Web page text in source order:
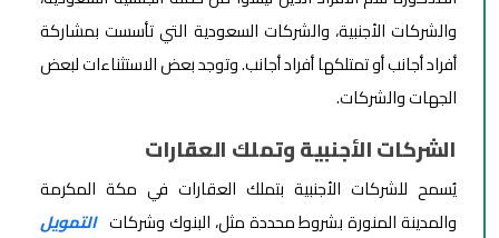
والشركات الأجنبية، والشركات السعودية التي تأسست بمشاركة
أفراد أجانب أو تمتلكها أفراد أجانب. وتوجد بعض الاستثناءات لبعض
الجهات والشركات.
الشركات الأجنبية وتملك العقارات
يُسمح للشركات الأجنبية بتملك العقارات في مكة المكرمة
والمدينة المنورة بشروط محددة مثل، البنوك وشركات التمويل